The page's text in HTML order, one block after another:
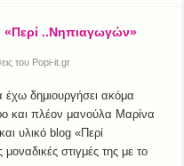
..Νηπιαγωγών»
του Popi-it.gr
δημιουργήσει ακόμα
και πλέον μανούλα Μαρίνα
υλικό blog «Περί
στιγμές της με το